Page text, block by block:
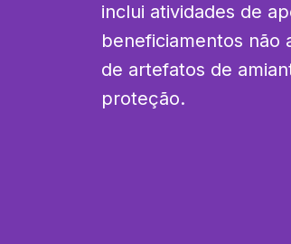
inclui atividades de
beneficiamentos não
de artefatos de
proteção.